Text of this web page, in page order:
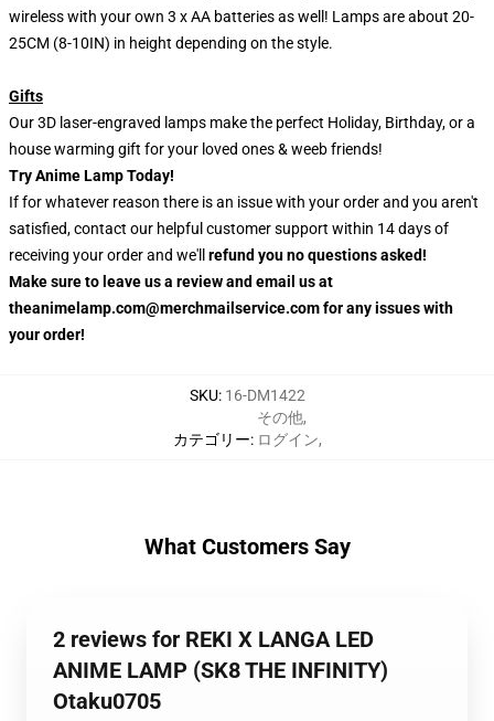
wireless with your own 3 x AA batteries as well! Lamps are about 20-
25CM (8-10IN) in height depending on the style.
Gifts
Our 3D laser-engraved lamps make the perfect Holiday, Birthday, or a
house warming gift for your loved ones & weeb friends!
Try Anime Lamp Today!
If for whatever reason there is an issue with your order and you aren't
satisfied, contact our helpful customer support within 14 days of
receiving your order and we'll refund you no questions asked!
Make sure to leave us a review and email us at
theanimelamp.com@merchmailservice.com for any issues with
your order!
SKU: 16-DM1422
カテゴリー:
その他,
ログイン,
What Customers Say
2 reviews for REKI X LANGA LED
ANIME LAMP (SK8 THE INFINITY)
Otaku0705